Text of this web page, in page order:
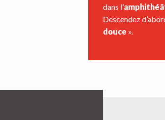
dans l’
Descendez
douce ».